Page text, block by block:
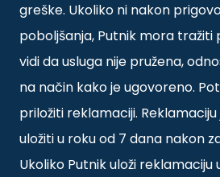
greške. Ukoliko ni nakon
poboljšanja, Putnik mora tražiti
vidi da usluga nije pružena,
na način kako je ugovoreno.
priložiti reklamaciji. Reklamaciju
uložiti u roku od 7 dana nakon
Ukoliko Putnik uloži reklamaciju